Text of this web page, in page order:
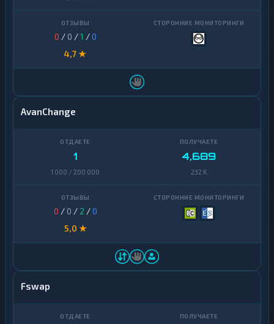
0 / 0 /1 /0
4,7 ★
AvanChange
1
1 000 / 200 000
4,689
232 K
0 / 0 / 2 /0
5,0 ★
Fswap